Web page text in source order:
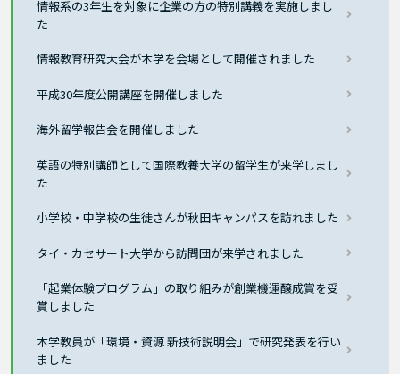
情報系の3年生を対象に企業の方の特別講義を実施しまし
た
情報教育研究大会が本学を会場として開催されました
平成30年度公開講座を開催しました
海外留学報告会を開催しました
英語の特別講師として国際教養大学の留学生が来学しまし
た
小学校・中学校の生徒さんが秋田キャンパスを訪れました
タイ・カセサート大学から訪問団が来学されました
「起業体験プログラム」の取り組みが創業機運醸成賞を受
賞しました
本学教員が「環境・資源 新技術説明会」で研究発表を行い
ました